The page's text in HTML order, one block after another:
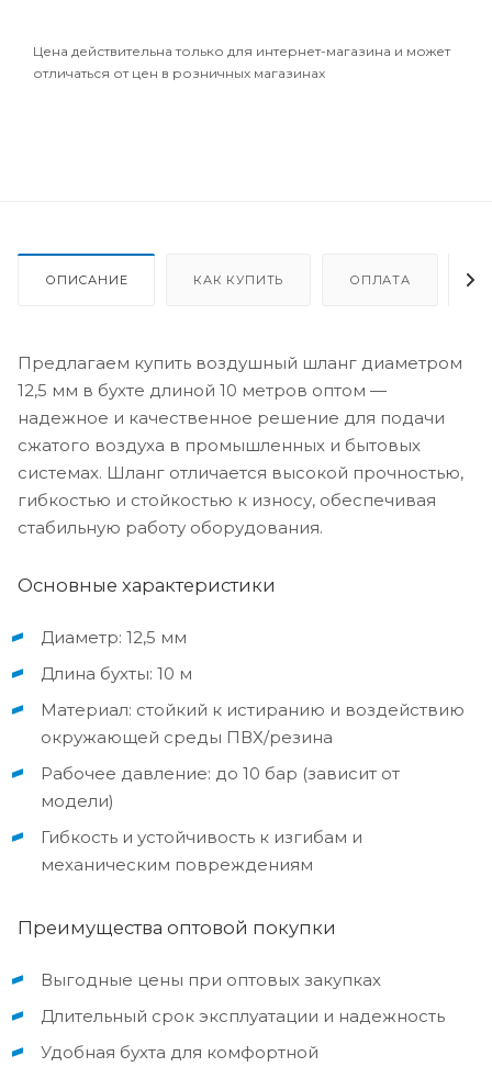
Цена действительна только для интернет-магазина и может
отличаться от цен в розничных магазинах
ОПИСАНИЕ КАК КУПИТЬ ОПЛАТА
Предлагаем купить воздушный шланг диаметром
12,5 мм в бухте длиной 10 метров оптом —
надежное и качественное решение для подачи
сжатого воздуха в промышленных и бытовых
системах. Шланг отличается высокой прочностью,
гибкостью и стойкостью к износу, обеспечивая
стабильную работу оборудования.
Основные характеристики
Диаметр: 12,5 мм
Длина бухты: 10 м
Материал: стойкий к истиранию и воздействию
окружающей среды ПВХ/резина
Рабочее давление: до 10 бар (зависит от
модели)
Гибкость и устойчивость к изгибам и
механическим повреждениям
Преимущества оптовой покупки
Выгодные цены при оптовых закупках
Длительный срок эксплуатации и надежность
Удобная бухта для комфортной